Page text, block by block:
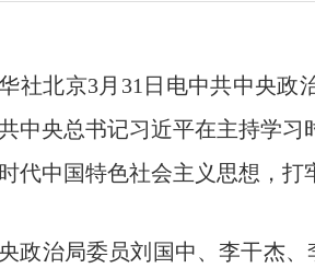
社北京3月31日电中共中央政
中央总书记习近平在主持学
代中国特色社会主义思想，打
政治局委员刘国中、李干杰